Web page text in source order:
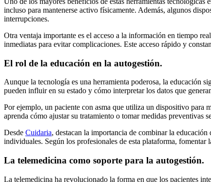
incluso para mantenerse activo físicamente. Además, algunos
interrupciones.
Otra ventaja importante es el acceso a la información en tiempo
inmediatas para evitar complicaciones. Este acceso rápido y
El rol de la educación en la autogestión.
Aunque la tecnología es una herramienta poderosa, la educación
pueden influir en su estado y cómo interpretar los datos que
Por ejemplo, un paciente con asma que utiliza un dispositivo para
aprenda cómo ajustar su tratamiento o tomar medidas preventivas
Desde Cuidaria, destacan la importancia de combinar la
individuales. Según los profesionales de esta plataforma,
La telemedicina como soporte para la autogestión.
La telemedicina ha revolucionado la forma en que los pacientes